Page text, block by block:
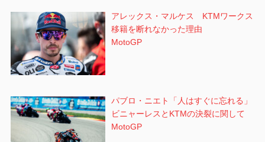
アレックス・マルケス KTMワークス
移籍を断れなかった理由
MotoGP
パブロ・ニエト「人はすぐに忘れる」
ビニャーレスとKTMの決裂に関して
MotoGP